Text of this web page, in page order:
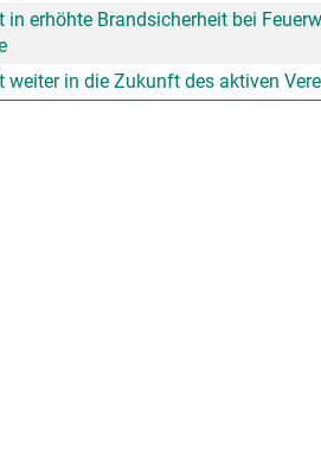
in erhöhte Brandsicherheit bei
weiter in die Zukunft des aktiven